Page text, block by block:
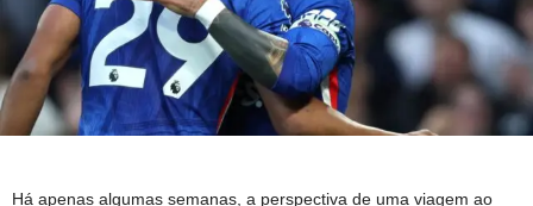
Há apenas algumas semanas, a perspectiva de uma viagem ao